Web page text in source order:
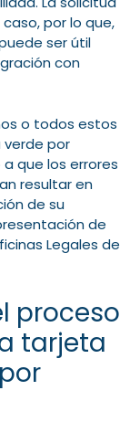
por lo que,
ser útil
con
o todos estos
por
que los errores
resultar en
de su
de
Legales de
proceso
tarjeta